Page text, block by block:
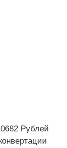
Рублей